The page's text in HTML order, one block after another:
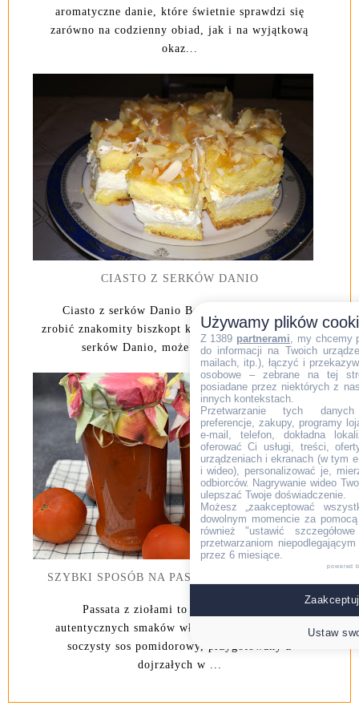
aromatyczne danie, które świetnie sprawdzi się
zarówno na codzienny obiad, jak i na wyjątkową
okaz...
CIASTO Z SERKÓW DANIO
Ciasto z serków Danio Bez użycia mąki, można
zrobić znakomity biszkopt który przełożony masą z
serków Danio, może być dekoracją...
SZYBKI SPOSÓB NA PASSATĘ POMIDOROWĄ
Passata z ziołami to esencja prostoty i
autentycznych smaków włoskiej kuchni. Gęsty,
soczysty sos pomidorowy, przygotowany z
dojrzałych w ...
Używamy plików
Z 1389 partnerami , my chcemy
do informacji na Twoich
mailach, itp.), łączyć i
osobowe – zebrane na tej
posiadane przez niektórych z
innych kontekstach.
Przetwarzanie tych danych
preferencje, zakupy, programy
e-mail, telefon, dokładna
oferować Ci usługi, treści,
urządzeniach i ekranach (w tym
i wideo), personalizować je,
odbiorców. Nagrywanie wideo
ulepszać Twoje doświadczenie.
Możesz „zaakceptować
dowolnym momencie za
również "ustawić
przetwarzaniom
przez 6 miesiące.
powered
Ustaw